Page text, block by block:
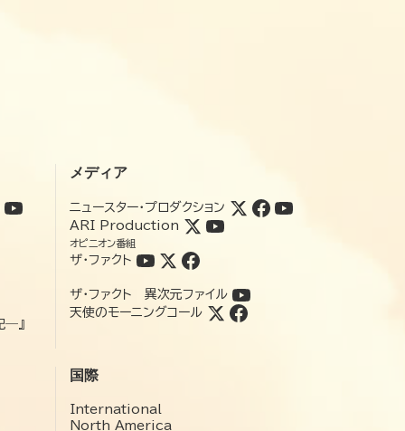
―』
メディア
ニュースター・プロダクション
ARI Production
オピニオン番組
ザ・ファクト
ザ・ファクト 異次元ファイル
天使のモーニングコール
国際
International
North America